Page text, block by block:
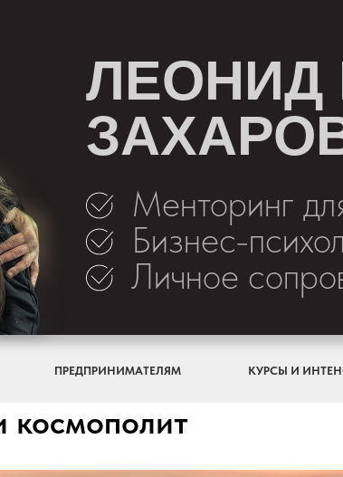
ЛЕОНИД
Менторинг
Бизнес-
Личное
КУРСЫ И
ПРЕДПРИНИМАТЕЛЯМ
космополит